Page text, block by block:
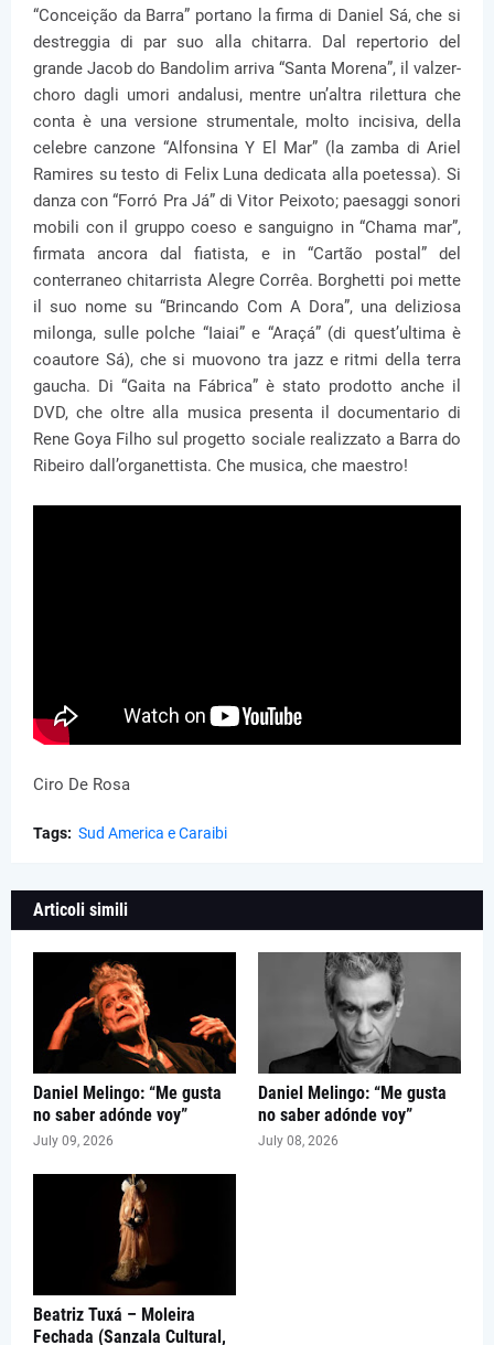
“Conceição da Barra” portano la firma di Daniel Sá, che si
destreggia di par suo alla chitarra. Dal repertorio del
grande Jacob do Bandolim arriva “Santa Morena”, il valzer-
choro dagli umori andalusi, mentre un’altra rilettura che
conta è una versione strumentale, molto incisiva, della
celebre canzone “Alfonsina Y El Mar” (la zamba di Ariel
Ramires su testo di Felix Luna dedicata alla poetessa). Si
danza con “Forró Pra Já” di Vitor Peixoto; paesaggi sonori
mobili con il gruppo coeso e sanguigno in “Chama mar”,
firmata ancora dal fiatista, e in “Cartão postal” del
conterraneo chitarrista Alegre Corrêa. Borghetti poi mette
il suo nome su “Brincando Com A Dora”, una deliziosa
milonga, sulle polche “Iaiai” e “Araçá” (di quest’ultima è
coautore Sá), che si muovono tra jazz e ritmi della terra
gaucha. Di “Gaita na Fábrica” è stato prodotto anche il
DVD, che oltre alla musica presenta il documentario di
Rene Goya Filho sul progetto sociale realizzato a Barra do
Ribeiro dall’organettista. Che musica, che maestro!
Ciro De Rosa
Tags: Sud America e Caraibi
Articoli simili
Daniel Melingo: “Me gusta
no saber adónde voy”
July 09, 2026
Daniel Melingo: “Me gusta
no saber adónde voy”
July 08, 2026
Beatriz Tuxá – Moleira
Fechada (Sanzala Cultural,